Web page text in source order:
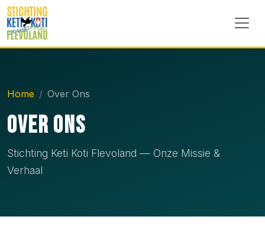
Home Over Ons
Over Ons
Stichting Keti Koti Flevoland — Onze Missie &
Verhaal